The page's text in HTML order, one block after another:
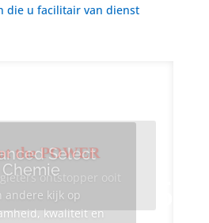
die u facilitair van dienst
Select
Chemie
andere kijk op
kwaliteit en
the POWER
ontstopper ooit